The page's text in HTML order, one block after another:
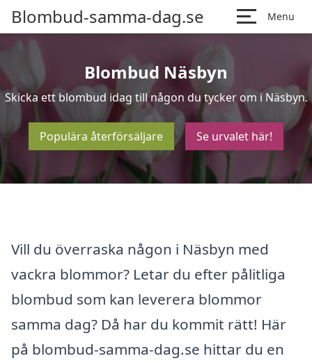
Blombud-samma-dag.se Menu
Blombud Näsbyn
Skicka ett blombud idag till någon du tycker om i Näsbyn.
Populära återförsäljare Se urvalet här!
Vill du överraska någon i Näsbyn med
vackra blommor? Letar du efter pålitliga
blombud som kan leverera blommor
samma dag? Då har du kommit rätt! Här
på blombud-samma-dag.se hittar du en